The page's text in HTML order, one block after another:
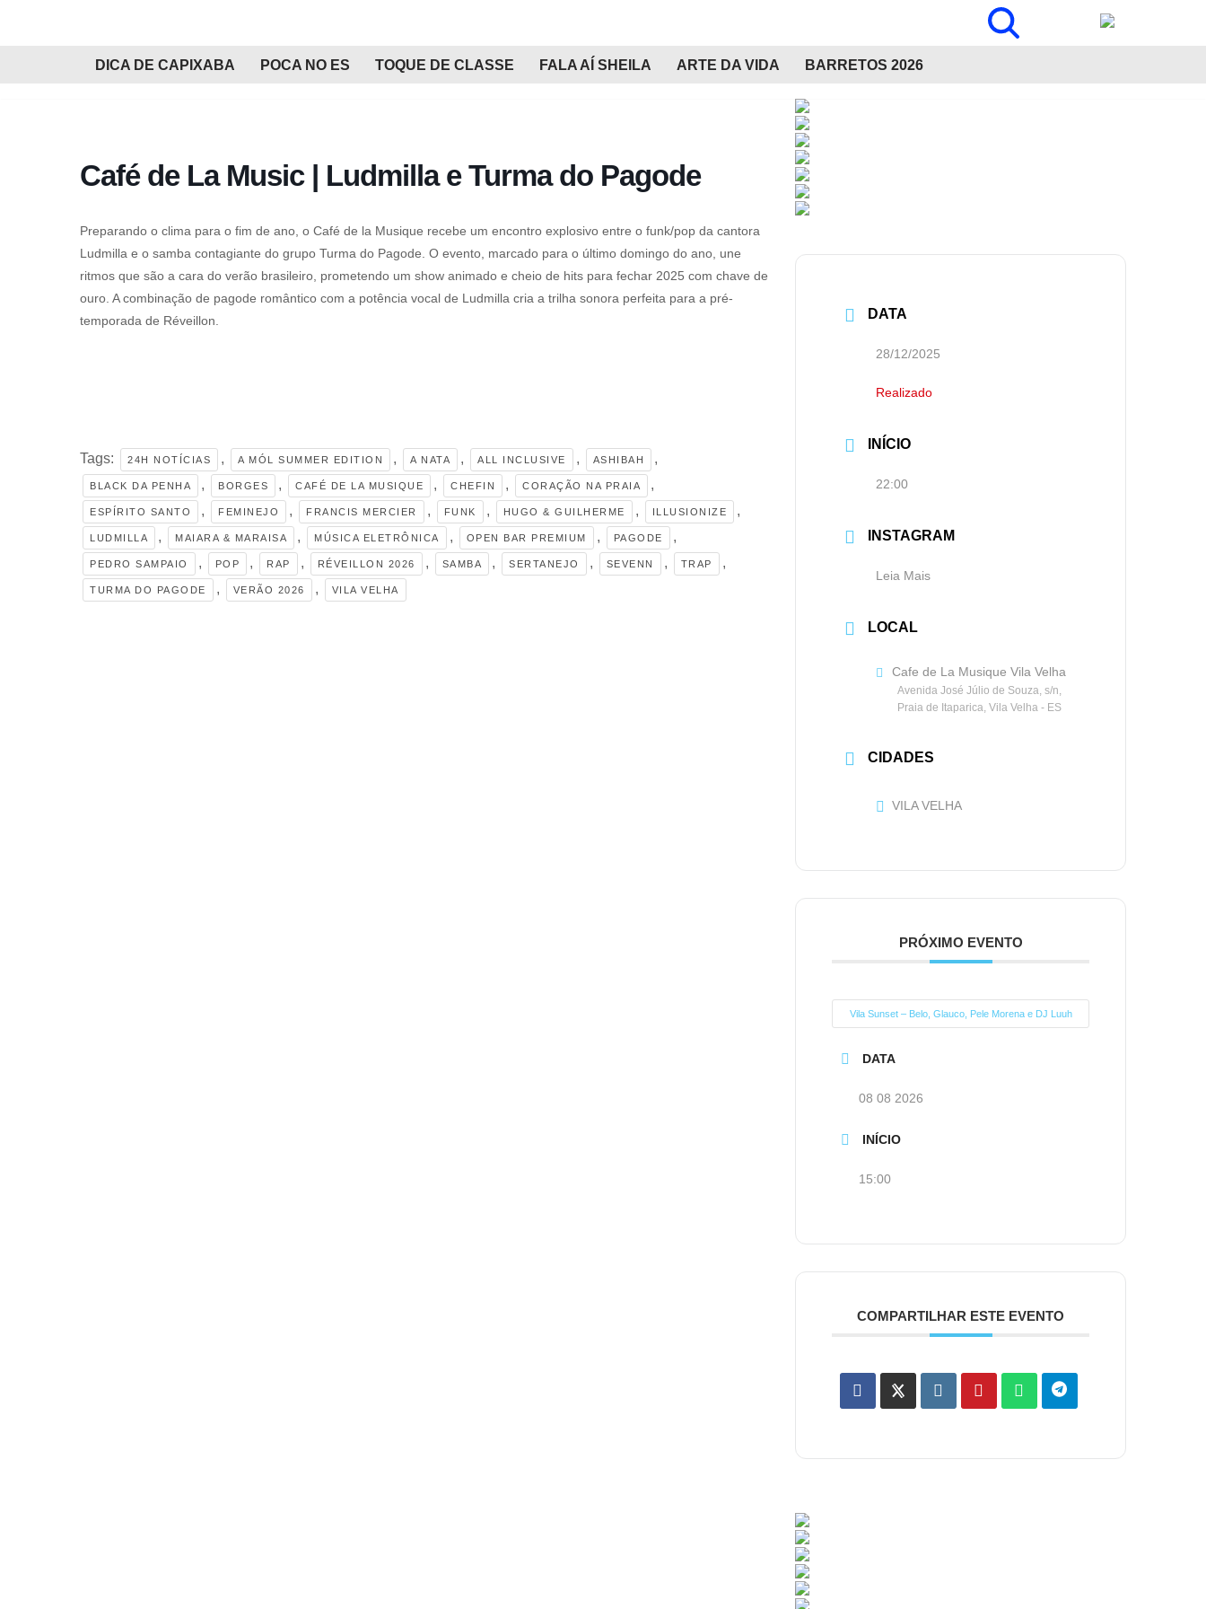
DICA DE CAPIXABA POCA NO ES TOQUE DE CLASSE FALA AÍ SHEILA ARTE DA VIDA BARRETOS 2026
Café de La Music | Ludmilla e Turma do Pagode
Preparando o clima para o fim de ano, o Café de la Musique recebe um encontro explosivo entre o funk/pop da cantora
Ludmilla e o samba contagiante do grupo Turma do Pagode. O evento, marcado para o último domingo do ano, une
ritmos que são a cara do verão brasileiro, prometendo um show animado e cheio de hits para fechar 2025 com chave de
ouro. A combinação de pagode romântico com a potência vocal de Ludmilla cria a trilha sonora perfeita para a pré-
temporada de Réveillon.
Tags: 24H NOTÍCIAS , A MÓL SUMMER EDITION , A NATA , ALL INCLUSIVE , ASHIBAH ,
BLACK DA PENHA , BORGES , CAFÉ DE LA MUSIQUE , CHEFIN , CORAÇÃO NA PRAIA ,
ESPÍRITO SANTO , FEMINEJO , FRANCIS MERCIER , FUNK , HUGO & GUILHERME , ILLUSIONIZE ,
LUDMILLA , MAIARA & MARAISA , MÚSICA ELETRÔNICA , OPEN BAR PREMIUM , PAGODE ,
PEDRO SAMPAIO , POP , RAP , RÉVEILLON 2026 , SAMBA , SERTANEJO , SEVENN , TRAP ,
TURMA DO PAGODE , VERÃO 2026 , VILA VELHA
DATA
28/12/2025
Realizado
INÍCIO
22:00
INSTAGRAM
Leia Mais
LOCAL
Cafe de La Musique Vila Velha
Avenida José Júlio de Souza, s/n,
Praia de Itaparica, Vila Velha - ES
CIDADES
VILA VELHA
PRÓXIMO EVENTO
Vila Sunset – Belo, Glauco, Pele Morena e DJ Luuh
DATA
08 08 2026
INÍCIO
15:00
COMPARTILHAR ESTE EVENTO